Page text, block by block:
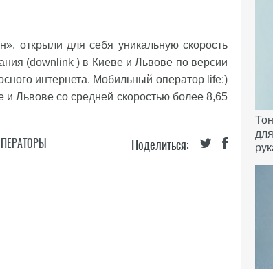
открыли для себя уникальную скорость
(downlink ) в Киеве и Львове по версии
интернета. Мобильный оператор life:)
Львове со средней скоростью более 8,65
Поделиться: